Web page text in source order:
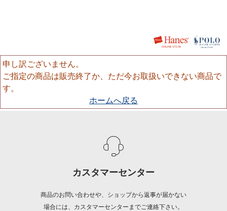
申し訳ございません。
ご指定の商品は販売終了か、ただ今お取扱いできない商品で
す。
ホームへ戻る
カスタマーセンター
商品のお問い合わせや、ショップから返事が届かない
場合には、カスタマーセンターまでご連絡下さい。